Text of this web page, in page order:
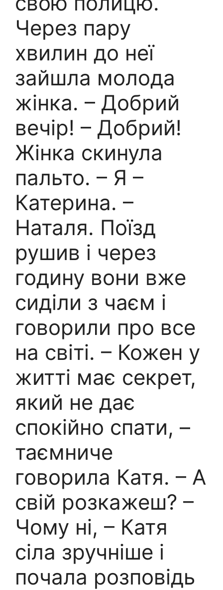
Через пару
хвилин до неї
зайшла молода
жінка. – Добрий
вечір! – Добрий!
Жінка скинула
пальто. – Я –
Катерина. –
Наталя. Поїзд
рушив і через
годину вони вже
сиділи з чаєм і
говорили про все
на світі. – Кожен у
житті має секрет,
який не дає
спокійно спати, –
таємниче
говорила Катя. – А
свій розкажеш? –
Чому ні, – Катя
сіла зручніше і
почала розповідь